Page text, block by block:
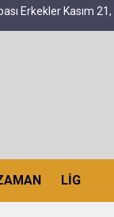
Erkekler Kasım
LIG